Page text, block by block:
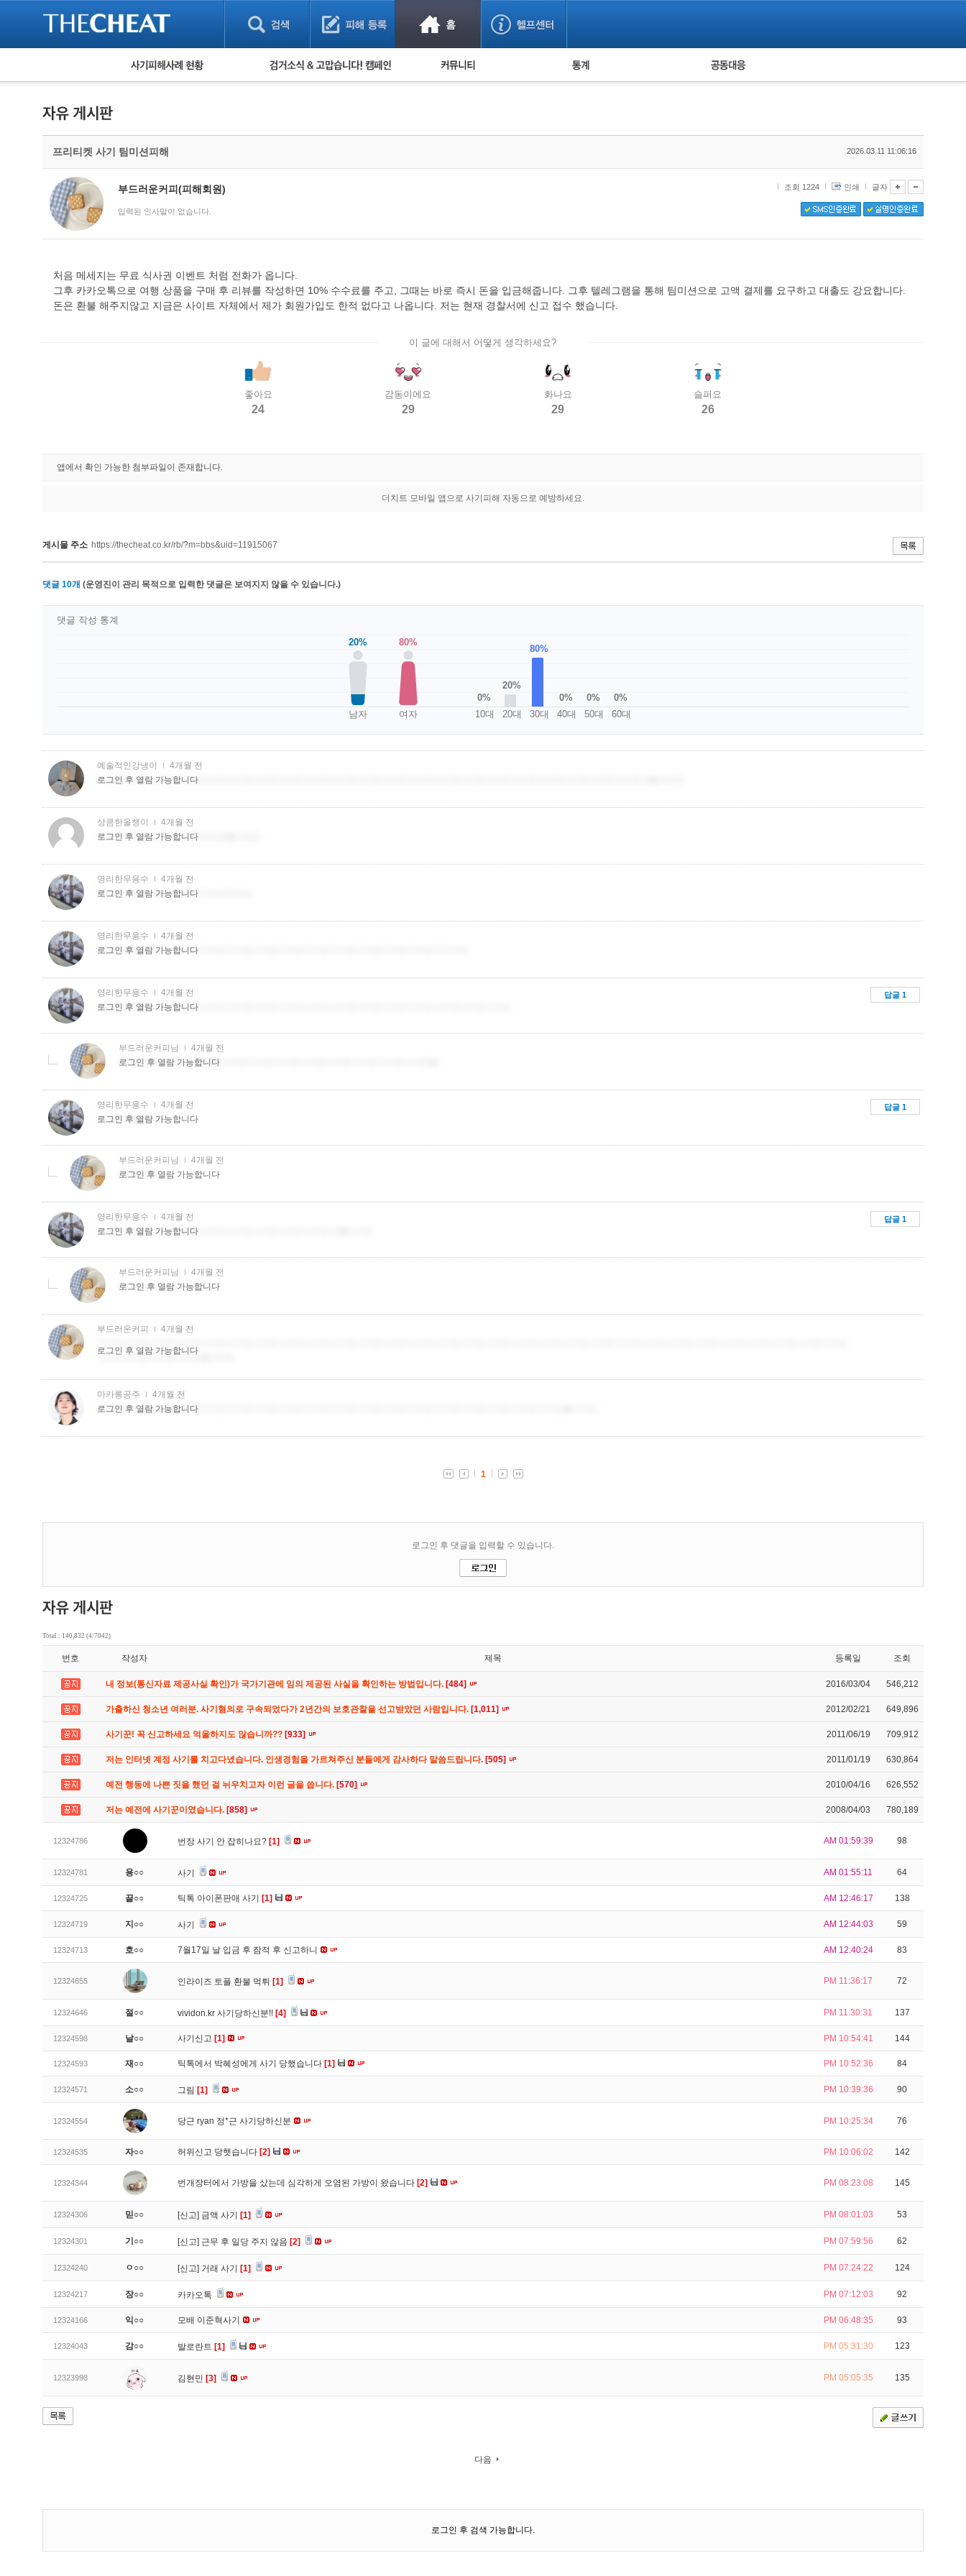
피해사례 현황
보이스피싱 피해사례
유해사이트 목록
비공개 피해사례
워킹홀리데이 피해사례
검거 소식 사기 예방했어요! 누적 피해사례 통계 피해자 공동대응
프리티켓 사기 팀미션피해 2026.03.11 11:06:16
부드러운커피(피해회원)
입력된 인사말이 없습니다.
조회 1224 인쇄 글자
처음 메세지는 무료 식사권 이벤트 처럼 전화가 옵니다.
그후 카카오톡으로 여행 상품을 구매 후 리뷰를 작성하면 10% 수수료를 주고, 그때는 바로 즉시 돈을 입금해줍니다. 그후 텔레그램을 통해 팀미션으로 고액 결제를 요구하고 대출도 강요합니다.
돈은 환불 해주지않고 지금은 사이트 자체에서 제가 회원가입도 한적 없다고 나옵니다. 저는 현재 경찰서에 신고 접수 했습니다.
이 글에 대해서 어떻게 생각하세요?
좋아요
24
감동이에요
29
화나요
29
슬퍼요
26
앱에서 확인 가능한 첨부파일이 존재합니다.
더치트 모바일 앱으로 사기피해 자동으로 예방하세요.
게시물 주소 https://thecheat.co.kr/rb/?m=bbs&uid=11915067
댓글 10개 (운영진이 관리 목적으로 입력한 댓글은 보여지지 않을 수 있습니다.)
20%
남자
80%
여자
0%
10대
20%
20대
80%
30대
0%
40대
0%
50대
0%
60대
댓글 작성 통계
Total : 140,832 (4/7042)
번호 작성자 제목 등록일 조회
내 정보(통신자료 제공사실 확인)가 국가기관에 임의 제공된 사실을 확인하는 방법입니다. [484] 2016/03/04 546,212
가출하신 청소년 여러분. 사기혐의로 구속되었다가 2년간의 보호관찰을 선고받았던 사람입니다. [1,011] 2012/02/21 649,896
사기꾼! 꼭 신고하세요 억울하지도 않습니까?? [933] 2011/06/19 709,912
저는 인터넷 계정 사기를 치고다녔습니다. 인생경험을 가르쳐주신 분들에게 감사하다 말씀드립니다. [505] 2011/01/19 630,864
예전 행동에 나쁜 짓을 했던 걸 뉘우치고자 이런 글을 씁니다. [570] 2010/04/16 626,552
저는 예전에 사기꾼이였습니다. [858] 2008/04/03 780,189
12324786 번장 사기 안 잡히나요? [1] AM 01:59:39 98
12324781 용○○ 사기 AM 01:55:11 64
12324725 끝○○ 틱톡 아이폰판매 사기 [1] AM 12:46:17 138
12324719 지○○ 사기 AM 12:44:03 59
12324713 호○○ 7월17일 날 입금 후 잠적 후 신고하니 AM 12:40:24 83
12324655 인라이즈 토플 환불 먹튀 [1] PM 11:36:17 72
12324646 절○○ vividon.kr 사기당하신분!! [4] PM 11:30:31 137
12324598 날○○ 사기신고 [1] PM 10:54:41 144
12324593 재○○ 틱톡에서 박혜성에게 사기 당했습니다 [1] PM 10:52:36 84
12324571 소○○ 그림 [1] PM 10:39:36 90
12324554 당근 ryan 정*근 사기당하신분 PM 10:25:34 76
12324535 자○○ 허위신고 당햇습니다 [2] PM 10:06:02 142
12324344 번개장터에서 가방을 샀는데 심각하게 오염된 가방이 왔습니다 [2] PM 08:23:08 145
12324306 믿○○ [신고] 금액 사기 [1] PM 08:01:03 53
12324301 기○○ [신고] 근무 후 일당 주지 않음 [2] PM 07:59:56 62
12324240 ㅇ○○ [신고] 거래 사기 [1] PM 07:24:22 124
12324217 장○○ 카카오톡 PM 07:12:03 92
12324166 익○○ 모배 이준혁사기 PM 06:48:35 93
12324043 감○○ 발로란트 [1] PM 05:31:30 123
12323998 김현민 [3] PM 05:05:35 135
다음
로그인 후 검색 가능합니다.